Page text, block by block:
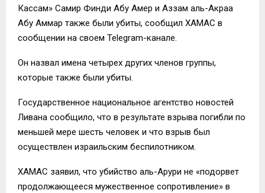
Кассам» Самир Финди Абу Амер и Аззам аль-Акраа
Абу Аммар также были убиты, сообщил ХАМАС в
сообщении на своем Telegram-канале.
Он назвал имена четырех других членов группы,
которые также были убиты.
Государственное национальное агентство новостей
Ливана сообщило, что в результате взрыва погибли по
меньшей мере шесть человек и что взрыв был
осуществлен израильским беспилотником.
ХАМАС заявил, что убийство аль-Арури не «подорвет
продолжающееся мужественное сопротивление» в